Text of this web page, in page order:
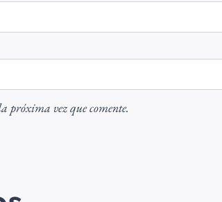
próxima vez que comente.